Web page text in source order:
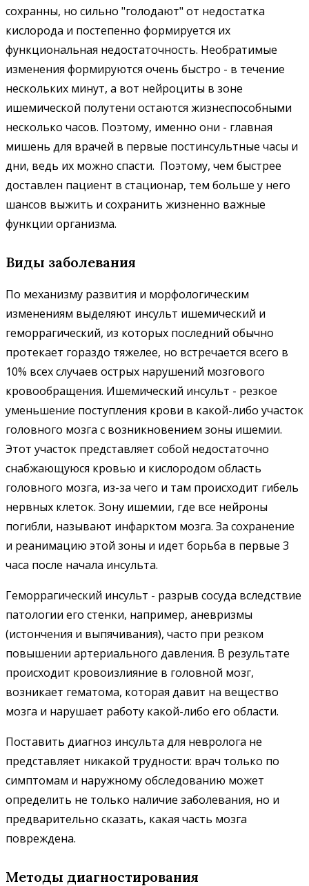
сохранны, но сильно "голодают" от недостатка
кислорода и постепенно формируется их
функциональная недостаточность. Необратимые
изменения формируются очень быстро - в течение
нескольких минут, а вот нейроциты в зоне
ишемической полутени остаются жизнеспособными
несколько часов. Поэтому, именно они - главная
мишень для врачей в первые постинсультные часы и
дни, ведь их можно спасти. Поэтому, чем быстрее
доставлен пациент в стационар, тем больше у него
шансов выжить и сохранить жизненно важные
функции организма.
Виды заболевания
По механизму развития и морфологическим
изменениям выделяют инсульт ишемический и
геморрагический, из которых последний обычно
протекает гораздо тяжелее, но встречается всего в
10% всех случаев острых нарушений мозгового
кровообращения. Ишемический инсульт - резкое
уменьшение поступления крови в какой-либо участок
головного мозга с возникновением зоны ишемии.
Этот участок представляет собой недостаточно
снабжающуюся кровью и кислородом область
головного мозга, из-за чего и там происходит гибель
нервных клеток. Зону ишемии, где все нейроны
погибли, называют инфарктом мозга. За сохранение
и реанимацию этой зоны и идет борьба в первые 3
часа после начала инсульта.
Геморрагический инсульт - разрыв сосуда вследствие
патологии его стенки, например, аневризмы
(истончения и выпячивания), часто при резком
повышении артериального давления. В результате
происходит кровоизлияние в головной мозг,
возникает гематома, которая давит на вещество
мозга и нарушает работу какой-либо его области.
Поставить диагноз инсульта для невролога не
представляет никакой трудности: врач только по
симптомам и наружному обследованию может
определить не только наличие заболевания, но и
предварительно сказать, какая часть мозга
повреждена.
Методы диагностирования